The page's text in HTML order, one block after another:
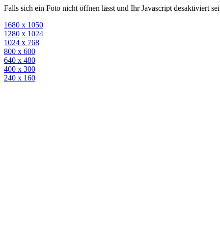
Falls sich ein Foto nicht öffnen lässt und Ihr Javascript desaktiviert
1680 x 1050
1280 x 1024
1024 x 768
800 x 600
640 x 480
400 x 300
240 x 160